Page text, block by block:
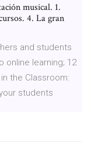
musical. 1.
4. La gran
and students
online learning; 12
the Classroom:
students